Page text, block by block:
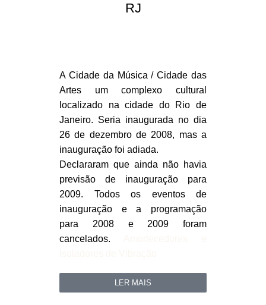
RJ
A Cidade da Música / Cidade das
Artes um complexo cultural
localizado na cidade do Rio de
Janeiro. Seria inaugurada no dia
26 de dezembro de 2008, mas a
inauguração foi adiada.
Declararam que ainda não havia
previsão de inauguração para
2009. Todos os eventos de
inauguração e a programação
para 2008 e 2009 foram
cancelados.
LER MAIS